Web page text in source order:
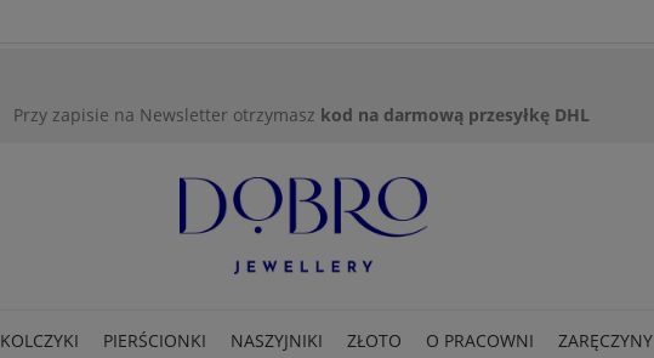
Przy zapisie na Newsletter otrzymasz kod na darmową przesyłkę DHL
KOLCZYKI PIERŚCIONKI NASZYJNIKI ZŁOTO O PRACOWNI ZARĘCZYNY